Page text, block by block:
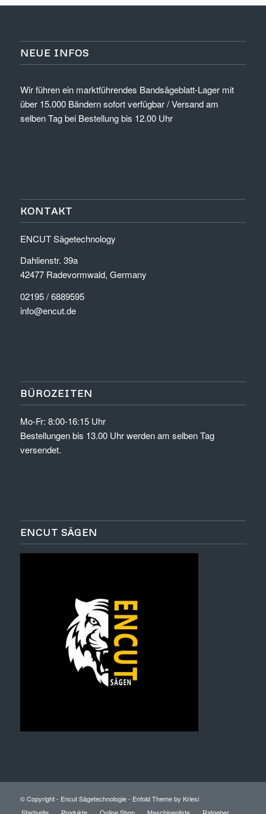
NEUE INFOS
Wir führen ein marktführendes Bandsägeblatt-Lager mit
über 15.000 Bändern sofort verfügbar / Versand am
selben Tag bei Bestellung bis 12.00 Uhr
KONTAKT
ENCUT Sägetechnology
Dahlienstr. 39a
42477 Radevormwald, Germany
02195 / 6889595
info@encut.de
BÜROZEITEN
Mo-Fr: 8:00-16:15 Uhr
Bestellungen bis 13.00 Uhr werden am selben Tag
versendet.
ENCUT SÄGEN
© Copyright - Encut Sägetechnologie- Enfold Theme by Kriesi
Startseite
Produkte Online Shop Maschinenliste Ratgeber